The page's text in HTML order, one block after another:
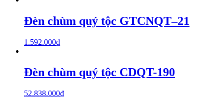
Đèn chùm quý tộc GTCNQT–21
1.592.000₫
Đèn chùm quý tộc CDQT-190
52.838.000₫